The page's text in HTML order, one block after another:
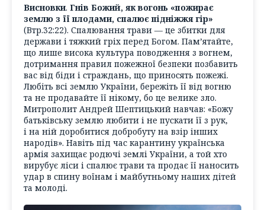
Висновки. Гнів Божий, як вогонь «пожирає
землю з її плодами, спалює підніжжя гір»
(Втр.32:22). Спалювання трави — це збитки для
держави і тяжкий гріх перед Богом. Пам’ятайте,
що лише висока культура поводження з вогнем,
дотримання правил пожежної безпеки позбавить
вас від біди і страждань, що приносять пожежі.
Любіть всі землю України, бережіть її від вогню
та не продавайте її нікому, бо це велике зло.
Митрополит Андрей Шептицький навчав: «Божу
батьківську землю любити і не пускати її з рук,
і на ній доробитися добробуту на взір інших
народів». Навіть під час карантину українська
армія захищає родючі землі України, а той хто
вирубує ліси і спалює трави та продає її наносить
удар в спину воїнам і майбутньому наших дітей
та молоді.